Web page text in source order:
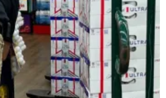
好まれているカジノゲームです。
かりやすいルールながら、高度な